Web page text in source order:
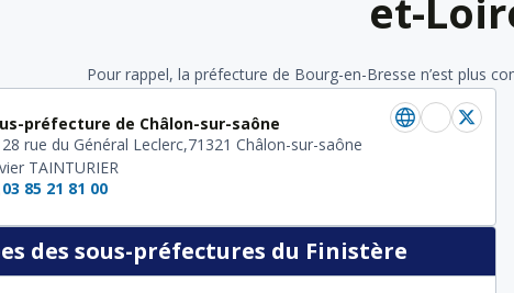
et-
Pour rappel, la préfecture de Bourg-en-Bresse n’est plus
préfecture de Châlon-sur-saône
28 rue du Général Leclerc,71321 Châlon-sur-saône
TAINTURIER
03 85 21 81 00
des sous-préfectures du Finistère